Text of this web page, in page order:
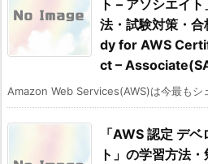
ト – アソシエイ
法・試験対策・
dy for AWS
ct –
Amazon Web Services(AWS)は今最もシ
「AWS 認定 デ
ト」の学習方法